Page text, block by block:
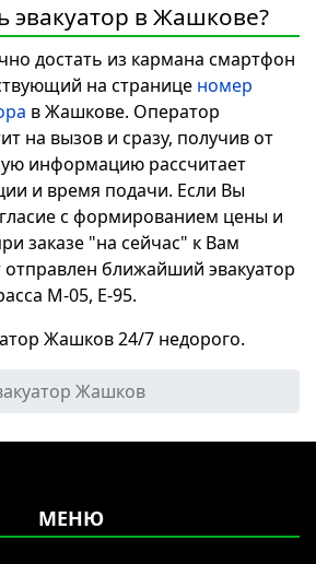
эвакуатор в Жашкове?
достать из кармана смартфон
на странице номер
в Жашкове. Оператор
на вызов и сразу, получив от
информацию рассчитает
и время подачи. Если Вы
с формированием цены и
заказе "на сейчас" к Вам
ближайший эвакуатор
М-05, Е-95.
Жашков 24/7 недорого.
Жашков
МЕНЮ